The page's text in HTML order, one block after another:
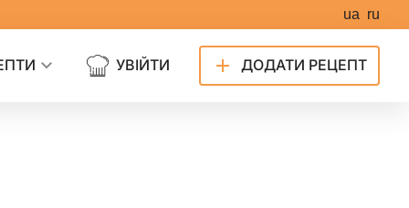
ua ru
УВІЙТИ ДОДАТИ РЕЦЕПТ